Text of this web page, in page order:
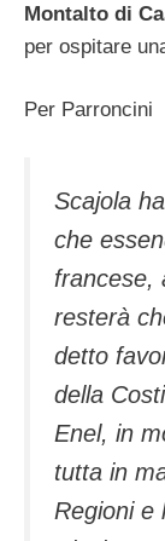
Montalto di
per ospitare
Per Parroncini
Scajola
che
francese,
resterà
detto
della
Enel, in
tutta in
Regioni e